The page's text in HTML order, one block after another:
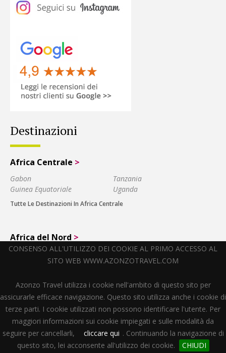
CONSENSO ALL'UTILIZZO DEI COOKIE AL PRIMO ACCESSO AL
SITO WEB WWW.AZONZOTRAVEL.COM
Azonzo Travel utilizza i cookie nell'ambito di questo sito per
assicurarle efficace navigazione. Questo sito utilizza anche i cookie di
terze parti. I cookie utilizzati non possono identificare l'utente. Per
maggiori informazioni sui cookie impiegati e sulle modalità da
seguire per cancellarli,
cliccare qui . Continuando la navigazione di
questo sito, lei acconsente all'utilizzo dei cookie.
CHIUDI
Destinazioni
Africa Centrale >
Gabon
Guinea Equatoriale
Tanzania
Uganda
Tutte Le Destinazioni In Africa Centrale
Africa del Nord >
Algeria
Marocco
Africa del Sud >
Angola
Botswana
Madagascar
Namibia
Réunion
Sudafrica